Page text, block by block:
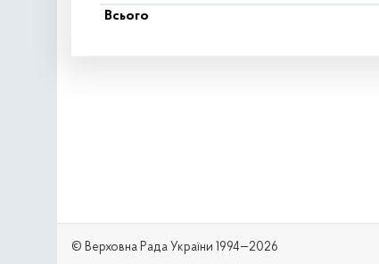
Всього
© Верховна Рада України 1994—2026